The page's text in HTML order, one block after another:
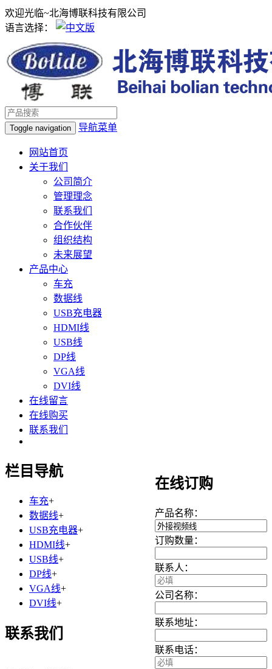
欢迎光临~北海博联科技有限公司
语言选择：
Toggle navigation 导航菜单
网站首页
关于我们
公司简介
管理理念
联系我们
合作伙伴
组织结构
未来展望
产品中心
车充
数据线
USB充电器
HDMI线
USB线
DP线
VGA线
DVI线
在线留言
在线购买
联系我们
在线订购
产品名称：
订购数量：
联系人：
公司名称：
联系地址：
联系电话：
栏目导航
车充+
数据线+
USB充电器+
HDMI线+
USB线+
DP线+
VGA线+
DVI线+
联系我们